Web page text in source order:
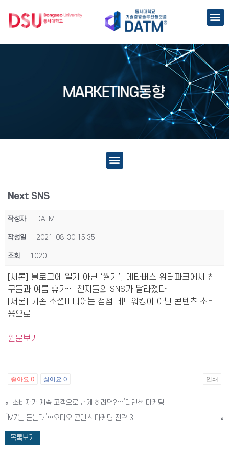
Next SNS
작성자 DATM
작성일 2021-08-30 15:35
조회 1020
[서론] 블로그에 일기 아닌 ‘월기’, 메타버스 워터파크에서 친
구들과 여름 휴가… 젠지들의 SNS가 달라졌다
[서론] 기존 소셜미디어는 점점 네트워킹이 아닌 콘텐츠 소비
용으로
원문보기
좋아요 0 싫어요 0 인쇄
«
소비자가 계속 고객으로 남게 하려면?…’리텐션 마케팅’
“MZ는 듣는다”…오디오 콘텐츠 마케팅 전략 3
»
목록보기